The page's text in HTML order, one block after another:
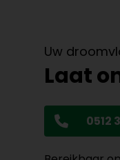
Uw
Laat
0512